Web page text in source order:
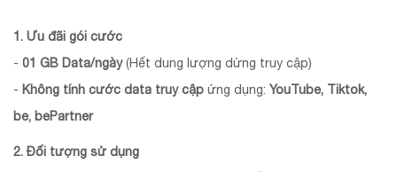
1. Ưu đãi gói cước
- 01 GB Data/ngày(Hết dung lượng dừng truy cập)
- Không tính cước data truy cập ứng dụng: YouTube, Tiktok,
be, bePartner
2. Đối tượng sử dụng